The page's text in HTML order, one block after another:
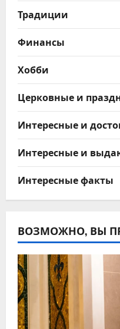
Традиции
Финансы
Хобби
Церковные и
Интересные и
Интересные и
Интересные факты
ВОЗМОЖНО, ВЫ